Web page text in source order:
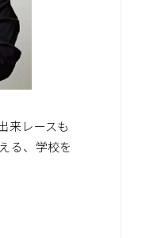
来レースも
る、学校を